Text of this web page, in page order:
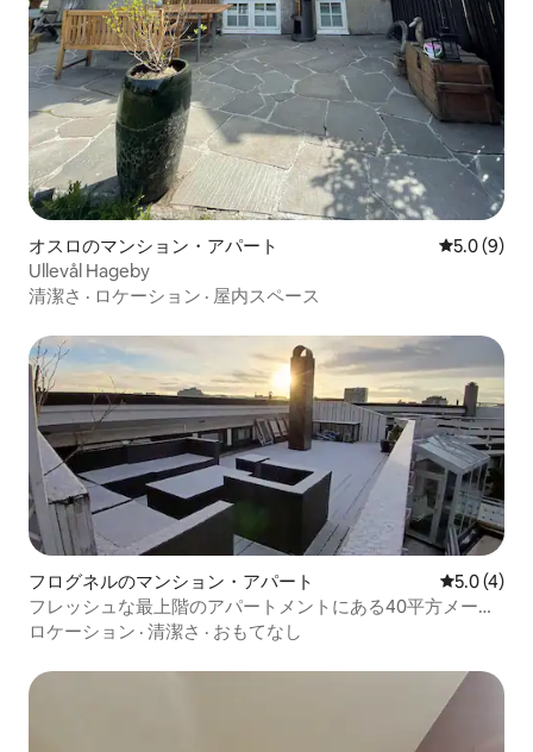
オスロのマンション・アパート レビュー9
5.0 (9)
Ullevål Hageby
清潔さ · ロケーション · 屋内スペース
フログネルのマンション・アパート レビュー4
5.0 (4)
フレッシュな最上階のアパートメントにある40平方メート
ルのプライベート屋上テラス
ロケーション · 清潔さ · おもてなし